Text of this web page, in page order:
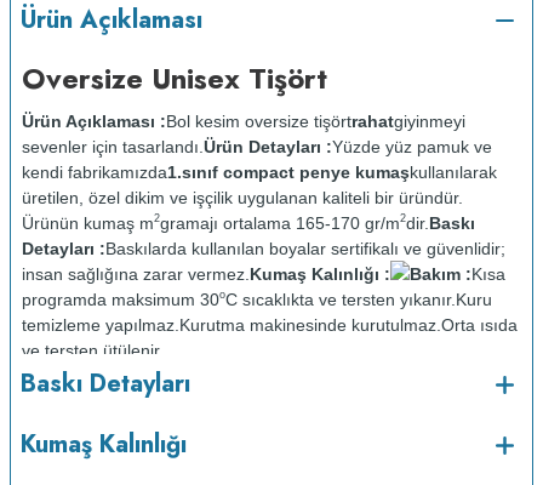
Ürün Açıklaması
Oversize Unisex Tişört
Ürün Açıklaması :Bol kesim oversize tişörtrahatgiyinmeyi
sevenler için tasarlandı. Ürün Detayları :Yüzde yüz pamuk ve
kendi fabrikamızda1.sınıf compact penye kumaşkullanılarak
üretilen, özel dikim ve işçilik uygulanan kaliteli bir üründür.
Ürünün kumaş m2gramajı ortalama 165-170 gr/m2dir. Baskı
Detayları :Baskılarda kullanılan boyalar sertifikalı ve güvenlidir;
insan sağlığına zarar vermez. Kumaş Kalınlığı : Bakım :Kısa
programda maksimum 30oC sıcaklıkta ve tersten yıkanır. Kuru
temizleme yapılmaz. Kurutma makinesinde kurutulmaz. Orta ısıda
ve tersten ütülenir.
Baskı Detayları
Kumaş Kalınlığı